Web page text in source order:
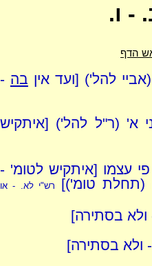
- ו.
הדף
להל') [ועד אין בה -
א' (ר"ל להל') [איתקיש
עצמו [איתקיש לטומ' -
(תחלת טומ')]
רש"י לא. - או
ולא בסתירה]
- ולא בסתירה]